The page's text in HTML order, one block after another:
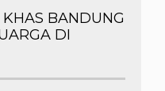
BANDUNG
DI